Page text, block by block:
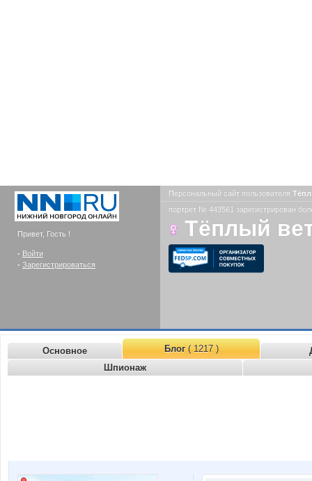
Привет, Гость !
- Войти
- Зарегистрироваться
Персональный сайт пользователя
портрет № 443561 зарегистрирован
Тёплый
Основное Блог( 1217 )
Шпионаж